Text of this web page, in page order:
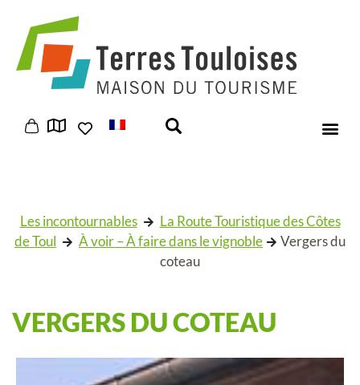
Les incontournables
La Route Touristique des Côtes
de Toul
À voir – À faire dans le vignoble
Vergers du
coteau
VERGERS DU COTEAU